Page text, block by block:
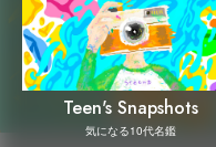
Teen's Snapshots
気になる10代名鑑